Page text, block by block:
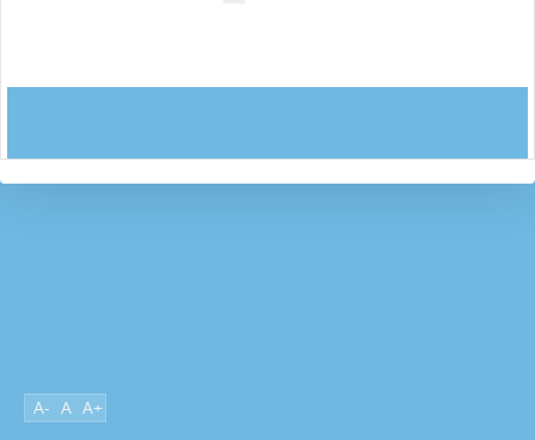
A- A A+